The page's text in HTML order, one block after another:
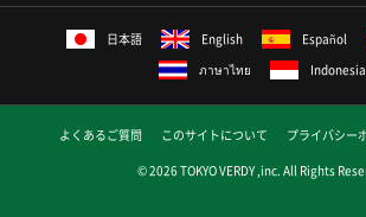
日本語 English Español
ภาษาไทย
よくあるご質問 このサイトについて プライバシー
© 2026 TOKYO VERDY ,inc. All Rights